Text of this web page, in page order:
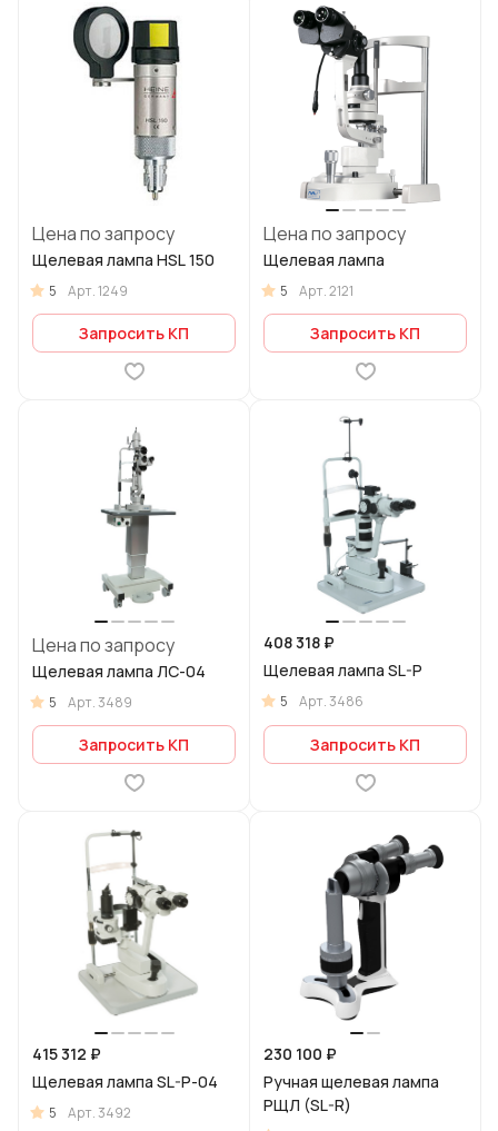
Цена по запросу
Щелевая лампа HSL 150
5 Арт.1249
Запросить КП
Цена по запросу
Щелевая лампа
5 Арт.2121
Запросить КП
Цена по запросу
Щелевая лампа ЛС-04
5 Арт.3489
Запросить КП
408 318 ₽
Щелевая лампа SL-P
5 Арт.3486
Запросить КП
415 312 ₽
Щелевая лампа SL-P-04
5 Арт.3492
230 100 ₽
Ручная щелевая лампа
РЩЛ (SL-R)